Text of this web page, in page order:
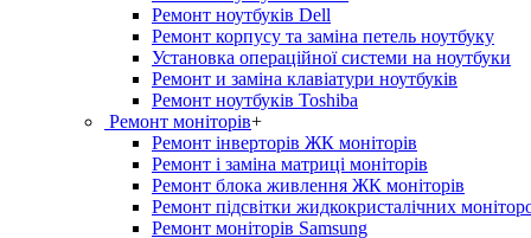
Ремонт ноутбуків Dell
Ремонт корпусу та заміна петель ноутбуку
Установка операційної системи на ноутбуки
Ремонт и заміна клавіатури ноутбуків
Ремонт ноутбуків Toshiba
Ремонт моніторів+
Ремонт інверторів ЖК моніторів
Ремонт і заміна матриці моніторів
Ремонт блока живлення ЖК моніторів
Ремонт підсвітки жидкокристалічних
Ремонт моніторів Samsung